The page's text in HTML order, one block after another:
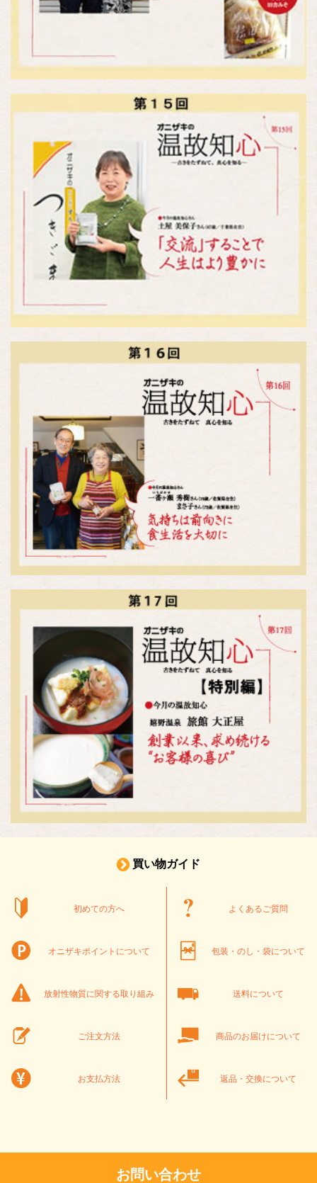
買い物ガイド
初めての方へ よくあるご質問
オニザキポイントについて 包装・のし・袋について
放射性物質に関する取り組み 送料について
ご注文方法 商品のお届けについて
お支払方法 返品・交換について
お問い合わせ